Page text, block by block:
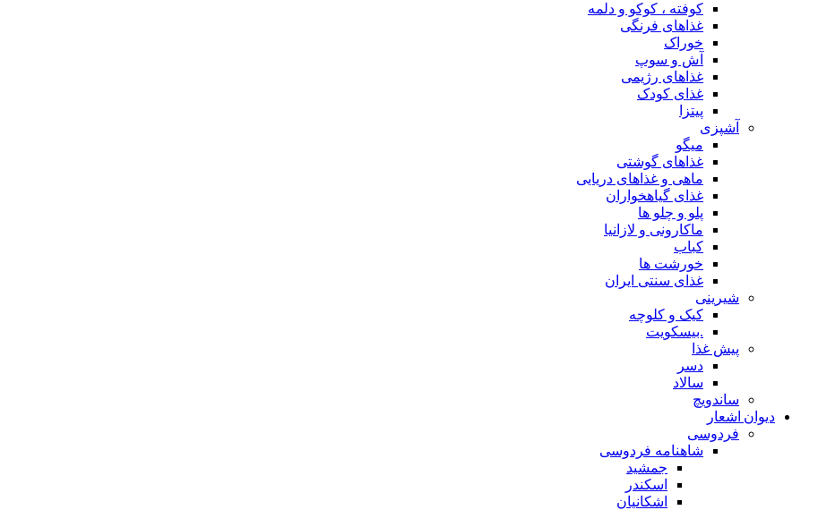
کوفته ، کوکو و دلمه
غذاهای فرنگی
خوراک
آش و سوپ
غذاهای رژیمی
غذای کودک
پیتزا
آشپزی
میگو
غذاهای گوشتی
ماهی و غذاهای دریایی
غذای گیاهخواران
پلو و چلو ها
ماکارونی و لازانیا
کباب
خورشت ها
غذای سنتی ایران
شیرینی
کیک و کلوچه
.بیسکویت
پیش غذا
دسر
سالاد
ساندویچ
دیوان اشعار
فردوسی
شاهنامه فردوسی
جمشید
اسکندر
اشکانیان